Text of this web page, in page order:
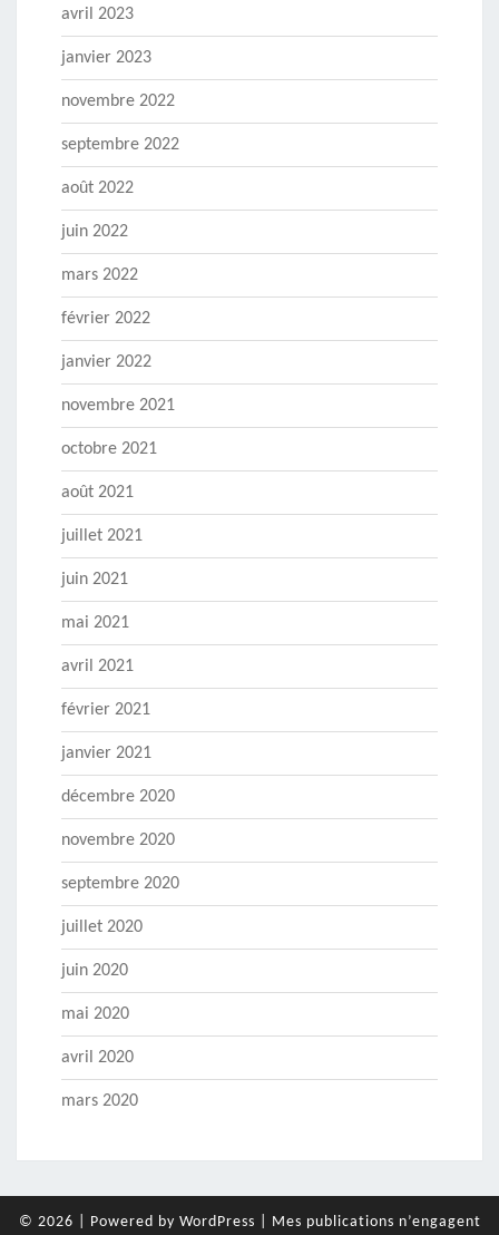
avril 2023
janvier 2023
novembre 2022
septembre 2022
août 2022
juin 2022
mars 2022
février 2022
janvier 2022
novembre 2021
octobre 2021
août 2021
juillet 2021
juin 2021
mai 2021
avril 2021
février 2021
janvier 2021
décembre 2020
novembre 2020
septembre 2020
juillet 2020
juin 2020
mai 2020
avril 2020
mars 2020
© 2026 Powered by WordPress Mes publications n’engagent